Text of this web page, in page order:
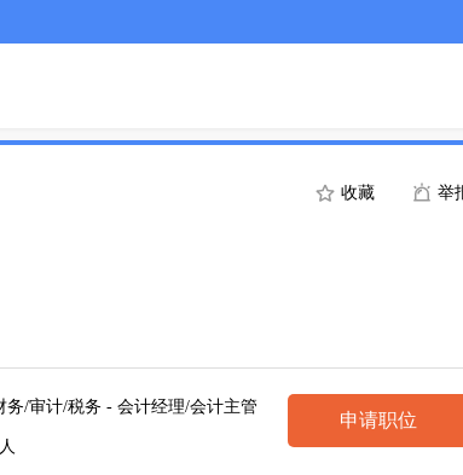
收藏 举
务/审计/税务 - 会计经理/会计主管
申请职位